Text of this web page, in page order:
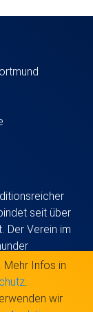
seit über
Der Verein im
der
Infos in
.
wir